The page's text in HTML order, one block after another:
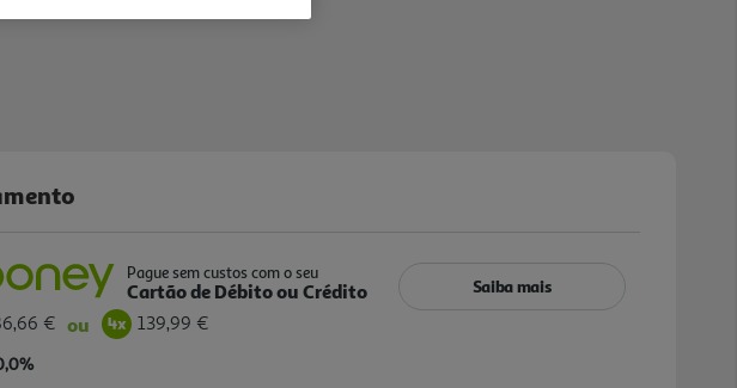
Pague sem custos com o seu
Cartão de Débito ou Crédito
€ ou 139,99 €
Saiba mais